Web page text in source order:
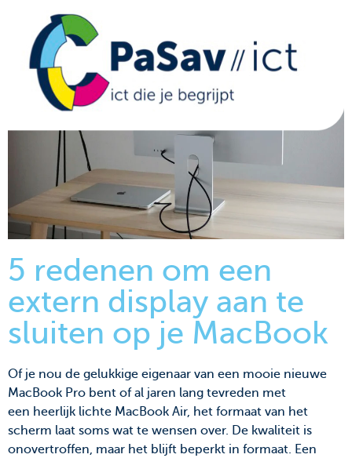
5 redenen om een
extern display aan te
sluiten op je MacBook
Of je nou de gelukkige eigenaar van een mooie nieuwe
MacBook Pro bent of al jaren lang tevreden met
een heerlijk lichte MacBook Air, het formaat van het
scherm laat soms wat te wensen over. De kwaliteit is
onovertroffen, maar het blijft beperkt in formaat. Een